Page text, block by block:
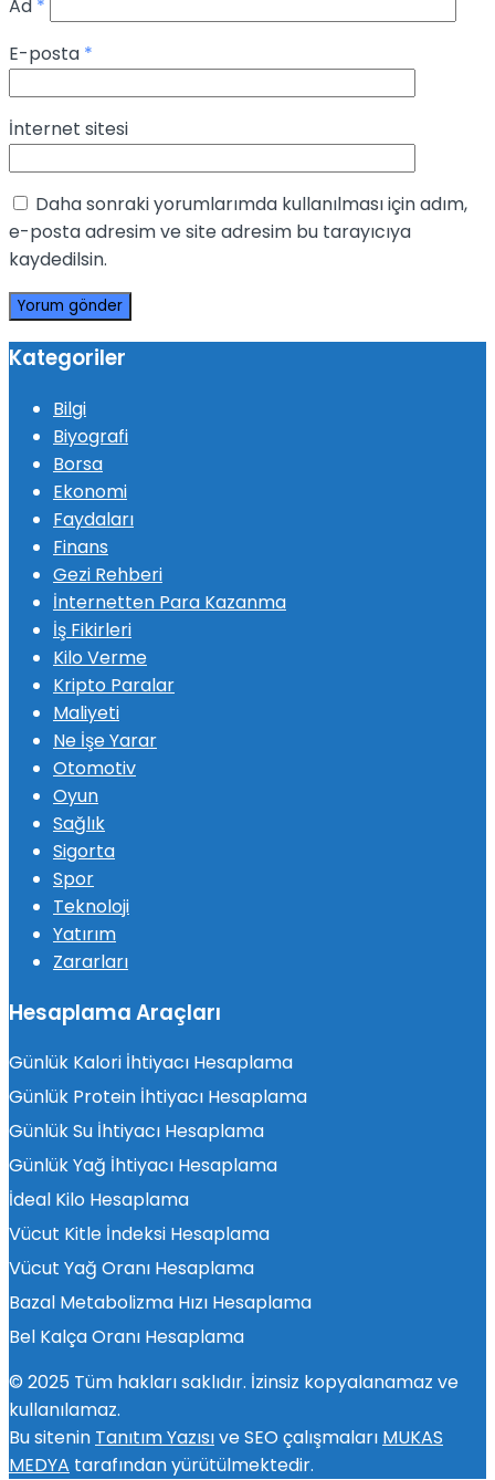
Ad *
E-posta *
İnternet sitesi
Daha sonraki yorumlarımda kullanılması için adım,
e-posta adresim ve site adresim bu tarayıcıya
kaydedilsin.
Kategoriler
Bilgi
Biyografi
Borsa
Ekonomi
Faydaları
Finans
Gezi Rehberi
İnternetten Para Kazanma
İş Fikirleri
Kilo Verme
Kripto Paralar
Maliyeti
Ne İşe Yarar
Otomotiv
Oyun
Sağlık
Sigorta
Spor
Teknoloji
Yatırım
Zararları
Hesaplama Araçları
Günlük Kalori İhtiyacı Hesaplama
Günlük Protein İhtiyacı Hesaplama
Günlük Su İhtiyacı Hesaplama
Günlük Yağ İhtiyacı Hesaplama
İdeal Kilo Hesaplama
Vücut Kitle İndeksi Hesaplama
Vücut Yağ Oranı Hesaplama
Bazal Metabolizma Hızı Hesaplama
Bel Kalça Oranı Hesaplama
© 2025 Tüm hakları saklıdır. İzinsiz kopyalanamaz ve
kullanılamaz.
Bu sitenin Tanıtım Yazısıve SEO çalışmaları MUKAS
MEDYA tarafından yürütülmektedir.